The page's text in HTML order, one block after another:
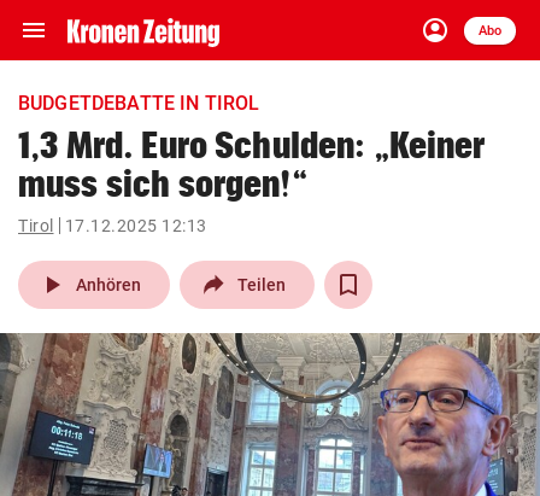
menu Navigation
ein-/ausklappen
account_circle
Anmelden
Abo
close Schließen
account_circle Anmelden
pin_drop
Wien arrow_right
bookmark
search
Suchbegriff
eingeben
BUDGETDEBATTE IN TIROL
1,3 Mrd. Euro Schulden: „Keiner
muss sich sorgen!“
Tirol 17.12.2025 12:13
play_arrow Anhören Teilen